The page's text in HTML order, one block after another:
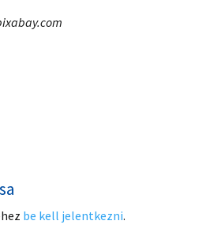
be kell jelentkezni.